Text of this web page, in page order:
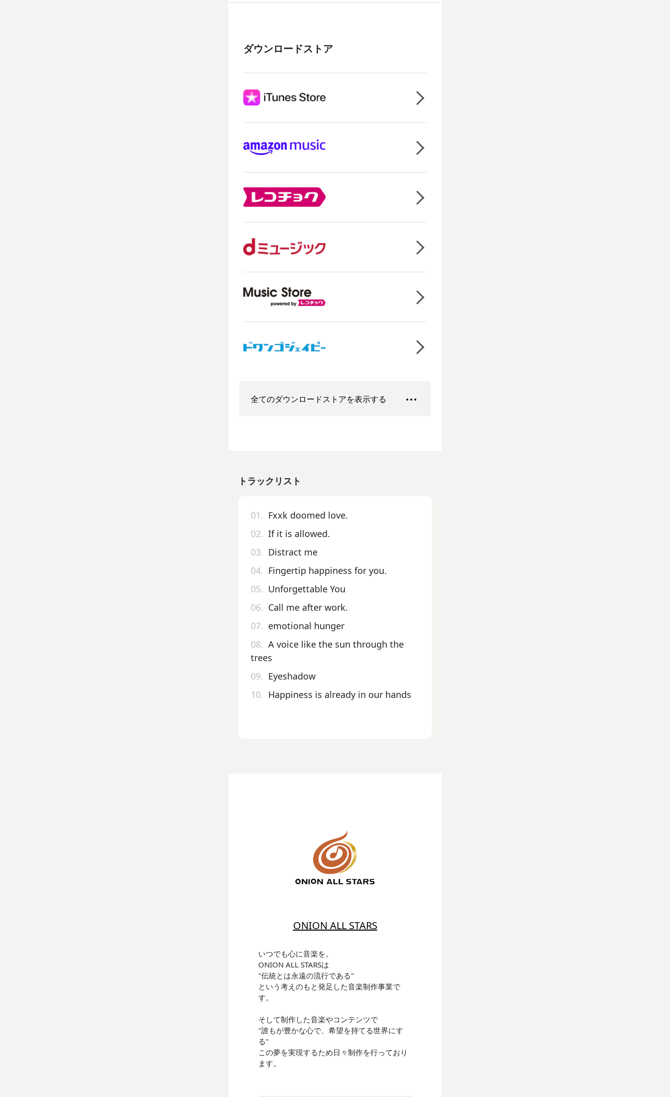
ダウンロードストア
全てのダウンロードストアを表示する
トラックリスト
01. Fxxk doomed love.
02. If it is allowed.
03. Distract me
04. Fingertip happiness for you.
05. Unforgettable You
06. Call me after work.
07. emotional hunger
08. A voice like the sun through the
trees
09. Eyeshadow
10. Happiness is already in our hands
ONION ALL STARS
いつでも心に音楽を。
ONION ALL STARSは
"伝統とは永遠の流行である"
という考えのもと発足した音楽制作事業で
す。
そして制作した音楽やコンテンツで
"誰もが豊かな心で、希望を持てる世界にす
る"
この夢を実現するため日々制作を行っており
ます。